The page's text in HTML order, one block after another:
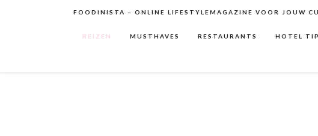
FOODINISTA – ONLINE LIFESTYLEMAGAZINE VOOR JOUW
REIZEN MUSTHAVES RESTAURANTS HOTEL